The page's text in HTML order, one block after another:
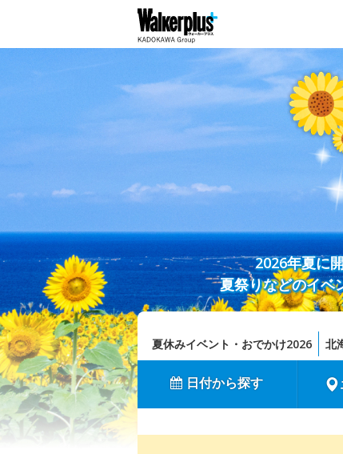
2026年夏に
夏祭りなどのイベ
夏休みイベント・おでかけ2026 北
日付から探す